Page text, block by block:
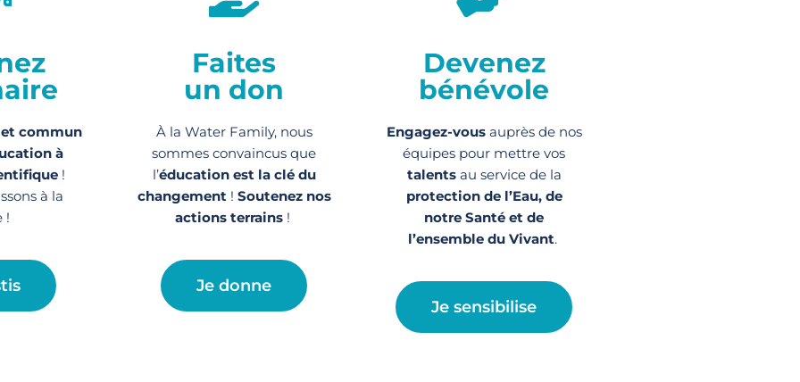
commun
à
!
à la
!
Faites
un don
À la Water Family, nous
sommes convaincus que
l’éducation est la clé du
changement ! Soutenez nos
actions terrains!
Je donne
Devenez
bénévole
Engagez-vousauprès de nos
équipes pour mettre vos
talentsau service de la
protection de l’Eau, de
notre Santé et de
l’ensemble du Vivant.
Je sensibilise